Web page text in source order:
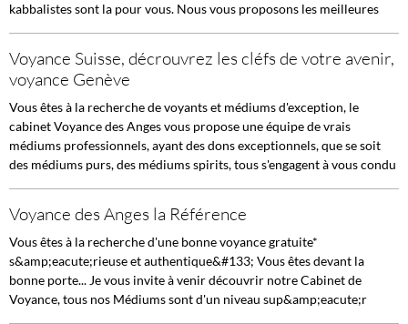
kabbalistes sont la pour vous. Nous vous proposons les meilleures
Voyance Suisse, décrouvrez les cléfs de votre avenir,
voyance Genève
Vous êtes à la recherche de voyants et médiums d'exception, le
cabinet Voyance des Anges vous propose une équipe de vrais
médiums professionnels, ayant des dons exceptionnels, que se soit
des médiums purs, des médiums spirits, tous s'engagent à vous condu
Voyance des Anges la Référence
Vous êtes à la recherche d'une bonne voyance gratuite*
s&amp;eacute;rieuse et authentique&#133; Vous êtes devant la
bonne porte... Je vous invite à venir découvrir notre Cabinet de
Voyance, tous nos Médiums sont d'un niveau sup&amp;eacute;r